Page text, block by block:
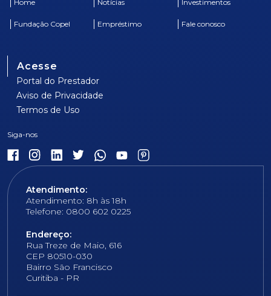
Home Notícias Investimentos
Fundação Copel Empréstimo Fale conosco
Acesse
Portal do Prestador
Aviso de Privacidade
Termos de Uso
Atendimento:
Atendimento: 8h às 18h
Telefone: 0800 602 0225
Endereço:
Rua Treze de Maio, 616
CEP 80510-030
Bairro São Francisco
Curitiba - PR